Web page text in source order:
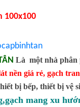
100x100
Là một nhà phân
nền giá rẻ,gạch
bị bếp, thiết bị vệ
mang xu